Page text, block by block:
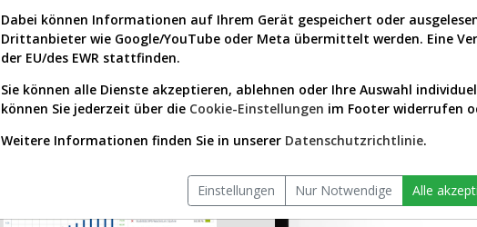
Die
Dabei können Informationen auf Ihrem Gerät gespeichert oder
Drittanbieter wie Google/YouTube oder Meta übermittelt werden. Eine
der EU/des EWR stattfinden.
Sie können alle Dienste akzeptieren, ablehnen oder Ihre Auswahl
können Sie jederzeit über die Cookie-Einstellungen im Footer widerrufen
Weitere Informationen finden Sie in unserer Datenschutzrichtlinie.
Einstellungen Nur Notwendige Alle